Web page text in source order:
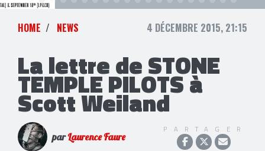
HOME NEWS 4 DÉCEMBRE 2015, 21:15
La lettre de STONE
TEMPLE PILOTS à
Scott Weiland
parLaurence Faure
PARTAGER